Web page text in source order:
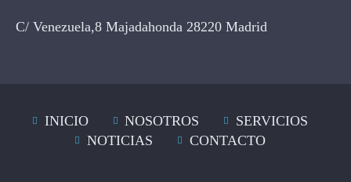
C/ Venezuela,8 Majadahonda 28220 Madrid
INICIO NOSOTROS
SERVICIOS
NOTICIAS
CONTACTO